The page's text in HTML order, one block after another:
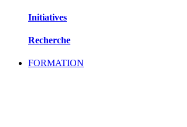
Initiatives
Recherche
FORMATION